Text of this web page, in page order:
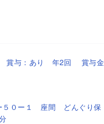
賞与：あり 年2回 賞与金
５０ー１ 座間 どんぐり保